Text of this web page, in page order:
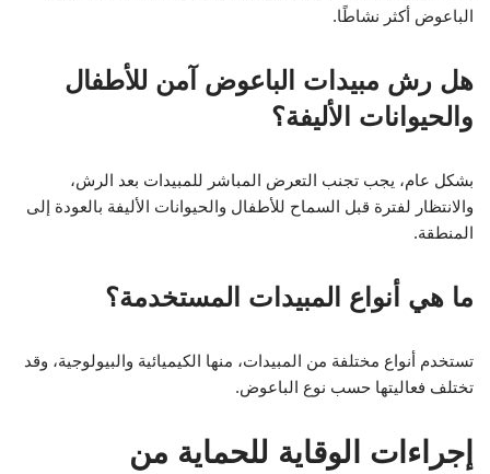
الباعوض أكثر نشاطًا.
هل رش مبيدات الباعوض آمن للأطفال
والحيوانات الأليفة؟
بشكل عام، يجب تجنب التعرض المباشر للمبيدات بعد الرش،
والانتظار لفترة قبل السماح للأطفال والحيوانات الأليفة بالعودة إلى
المنطقة.
ما هي أنواع المبيدات المستخدمة؟
تستخدم أنواع مختلفة من المبيدات، منها الكيميائية والبيولوجية، وقد
تختلف فعاليتها حسب نوع الباعوض.
إجراءات الوقاية للحماية من